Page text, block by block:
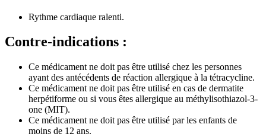
Rythme cardiaque ralenti.
Contre-indications :
Ce médicament ne doit pas être utilisé chez les personnes
ayant des antécédents de réaction allergique à la tétracycline.
Ce médicament ne doit pas être utilisé en cas de dermatite
herpétiforme ou si vous êtes allergique au méthylisothiazol-3-
one (MIT).
Ce médicament ne doit pas être utilisé par les enfants de
moins de 12 ans.